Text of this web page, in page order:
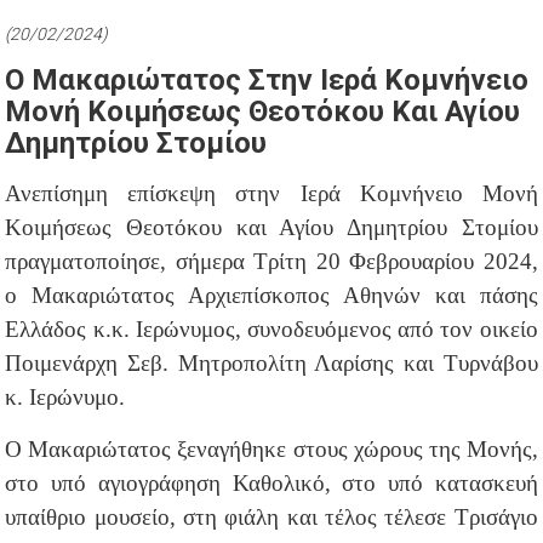
(20/02/2024)
Ο Μακαριώτατος Στην Ιερά Κομνήνειο
Μονή Κοιμήσεως Θεοτόκου Και Αγίου
Δημητρίου Στομίου
Ανεπίσημη επίσκεψη στην Ιερά Κομνήνειο Μονή
Κοιμήσεως Θεοτόκου και Αγίου Δημητρίου Στομίου
πραγματοποίησε, σήμερα Τρίτη 20 Φεβρουαρίου 2024,
ο Μακαριώτατος Αρχιεπίσκοπος Αθηνών και πάσης
Ελλάδος κ.κ. Ιερώνυμος, συνοδευόμενος από τον οικείο
Ποιμενάρχη Σεβ. Μητροπολίτη Λαρίσης και Τυρνάβου
κ. Ιερώνυμο.
Ο Μακαριώτατος ξεναγήθηκε στους χώρους της Μονής,
στο υπό αγιογράφηση Καθολικό, στο υπό κατασκευή
υπαίθριο μουσείο, στη φιάλη και τέλος τέλεσε Τρισάγιο